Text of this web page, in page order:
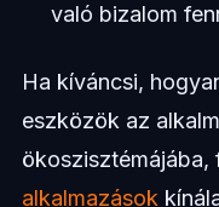
való bizalom
Ha kíváncsi,
eszközök az
ökoszisztémájába,
alkalmazások